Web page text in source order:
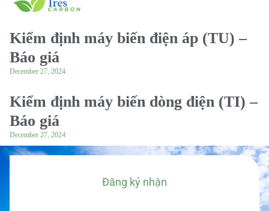
Kiểm định máy biến điện áp (TU) –
Báo giá
December 27, 2024
Kiểm định máy biến dòng điện (TI) –
Báo giá
December 27, 2024
Đăng ký nhận